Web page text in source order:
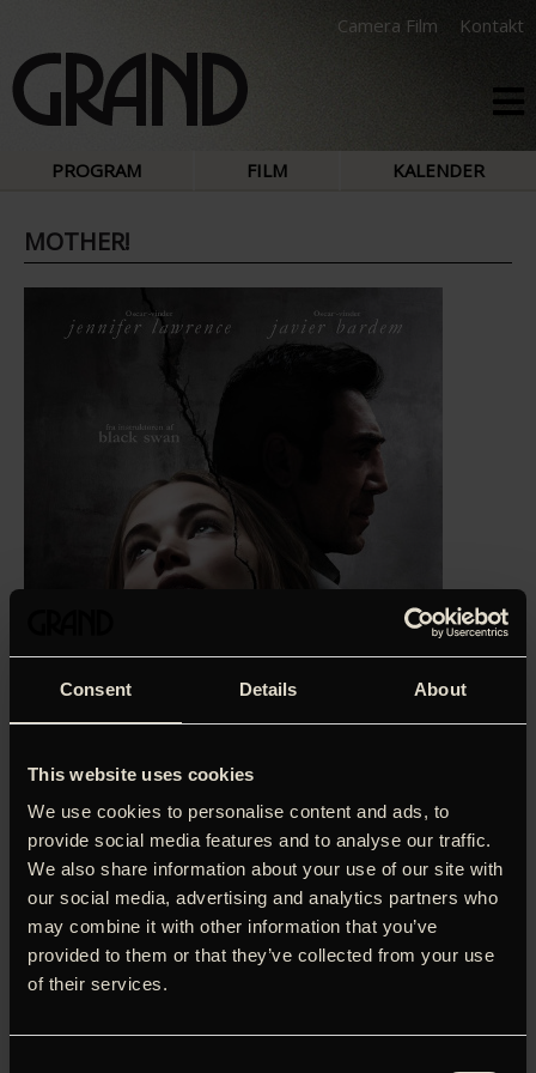
Consent Details About
This website uses cookies
We use cookies to personalise content and ads, to
provide social media features and to analyse our traffic.
We also share information about your use of our site with
our social media, advertising and analytics partners who
may combine it with other information that you’ve
provided to them or that they’ve collected from your use
of their services.
Camera Film Kontakt
PROGRAM FILM KALENDER
MOTHER!
‘Den mest ekstreme film siden ’Irréversible’. En
apokalyptisk lækkerbisken.’ Niki Vraast-Thomsen,
Soundvenue (5 stjerner)
ved at få blækket til at flyde. Hun (Jennifer Lawrence)